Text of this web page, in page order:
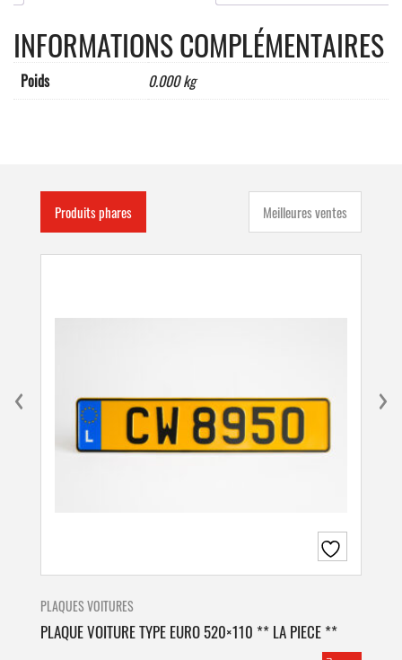
INFORMATIONS COMPLÉMENTAIRES
Poids 0.000 kg
Produits phares Meilleures ventes
PLAQUES VOITURES
PLAQUE VOITURE TYPE EURO 520×110 ** LA PIECE **